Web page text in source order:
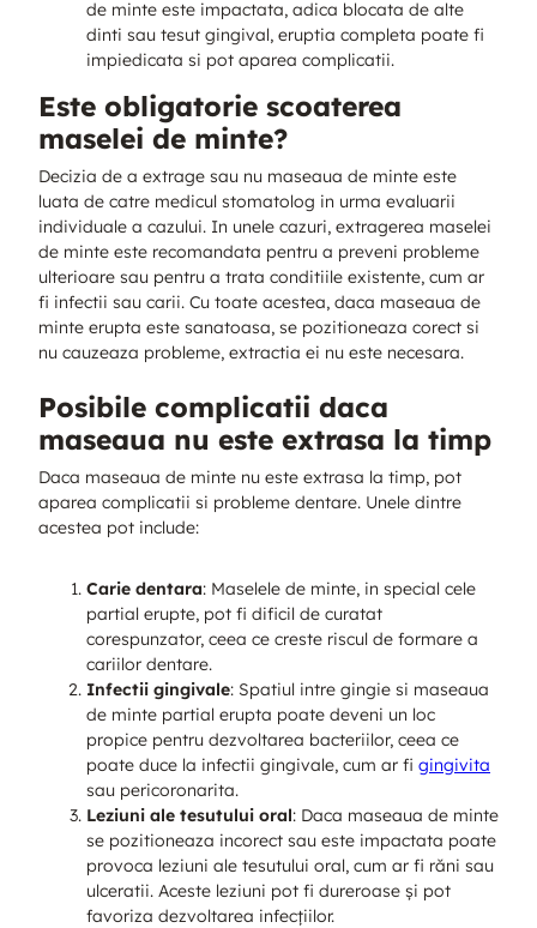
de minte este impactata, adica blocata de alte
dinti sau tesut gingival, eruptia completa poate fi
impiedicata si pot aparea complicatii.
Este obligatorie scoaterea
maselei de minte?
Decizia de a extrage sau nu maseaua de minte este
luata de catre medicul stomatolog in urma evaluarii
individuale a cazului. In unele cazuri, extragerea maselei
de minte este recomandata pentru a preveni probleme
ulterioare sau pentru a trata conditiile existente, cum ar
fi infectii sau carii. Cu toate acestea, daca maseaua de
minte erupta este sanatoasa, se pozitioneaza corect si
nu cauzeaza probleme, extractia ei nu este necesara.
Posibile complicatii daca
maseaua nu este extrasa la timp
Daca maseaua de minte nu este extrasa la timp, pot
aparea complicatii si probleme dentare. Unele dintre
acestea pot include:
Carie dentara: Maselele de minte, in special cele
partial erupte, pot fi dificil de curatat
corespunzator, ceea ce creste riscul de formare a
cariilor dentare.
Infectii gingivale: Spatiul intre gingie si maseaua
de minte partial erupta poate deveni un loc
propice pentru dezvoltarea bacteriilor, ceea ce
poate duce la infectii gingivale, cum ar fi gingivita
sau pericoronarita.
Leziuni ale tesutului oral: Daca maseaua de minte
se pozitioneaza incorect sau este impactata poate
provoca leziuni ale tesutului oral, cum ar fi răni sau
ulceratii. Aceste leziuni pot fi dureroase și pot
favoriza dezvoltarea infecțiilor.